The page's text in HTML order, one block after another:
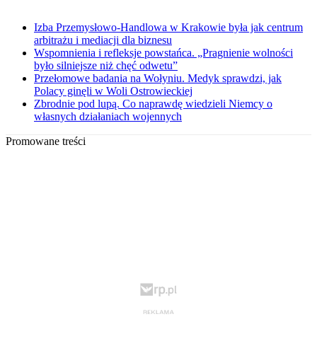
Izba Przemysłowo-Handlowa w Krakowie była jak centrum
arbitrażu i mediacji dla biznesu
Wspomnienia i refleksje powstańca. „Pragnienie wolności
było silniejsze niż chęć odwetu”
Przełomowe badania na Wołyniu. Medyk sprawdzi, jak
Polacy ginęli w Woli Ostrowieckiej
Zbrodnie pod lupą. Co naprawdę wiedzieli Niemcy o
własnych działaniach wojennych
Promowane treści